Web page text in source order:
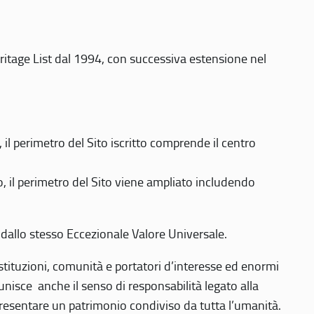
List dal 1994, con successiva estensione nel
perimetro del Sito iscritto comprende il centro
il perimetro del Sito viene ampliato includendo
stesso Eccezionale Valore Universale.
comunità e portatori d’interesse ed enormi
anche il senso di responsabilità legato alla
un patrimonio condiviso da tutta l’umanità.